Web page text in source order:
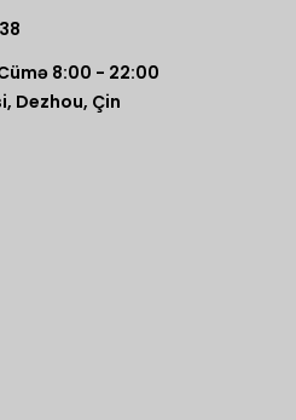
8:00 - 22:00
Dezhou, Çin